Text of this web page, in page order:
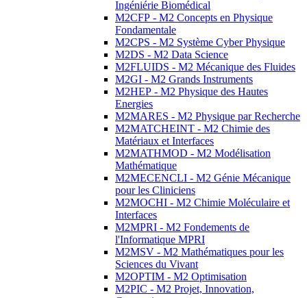
Ingéniérie Biomédical
M2CFP - M2 Concepts en Physique
Fondamentale
M2CPS - M2 Système Cyber Physique
M2DS - M2 Data Science
M2FLUIDS - M2 Mécanique des Fluides
M2GI - M2 Grands Instruments
M2HEP - M2 Physique des Hautes
Energies
M2MARES - M2 Physique par Recherche
M2MATCHEINT - M2 Chimie des
Matériaux et Interfaces
M2MATHMOD - M2 Modélisation
Mathématique
M2MECENCLI - M2 Génie Mécanique
pour les Cliniciens
M2MOCHI - M2 Chimie Moléculaire et
Interfaces
M2MPRI - M2 Fondements de
l'Informatique MPRI
M2MSV - M2 Mathématiques pour les
Sciences du Vivant
M2OPTIM - M2 Optimisation
M2PIC - M2 Projet, Innovation,